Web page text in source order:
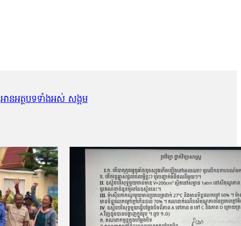
អានអត្ថបទទាំងអស់ សង្គម